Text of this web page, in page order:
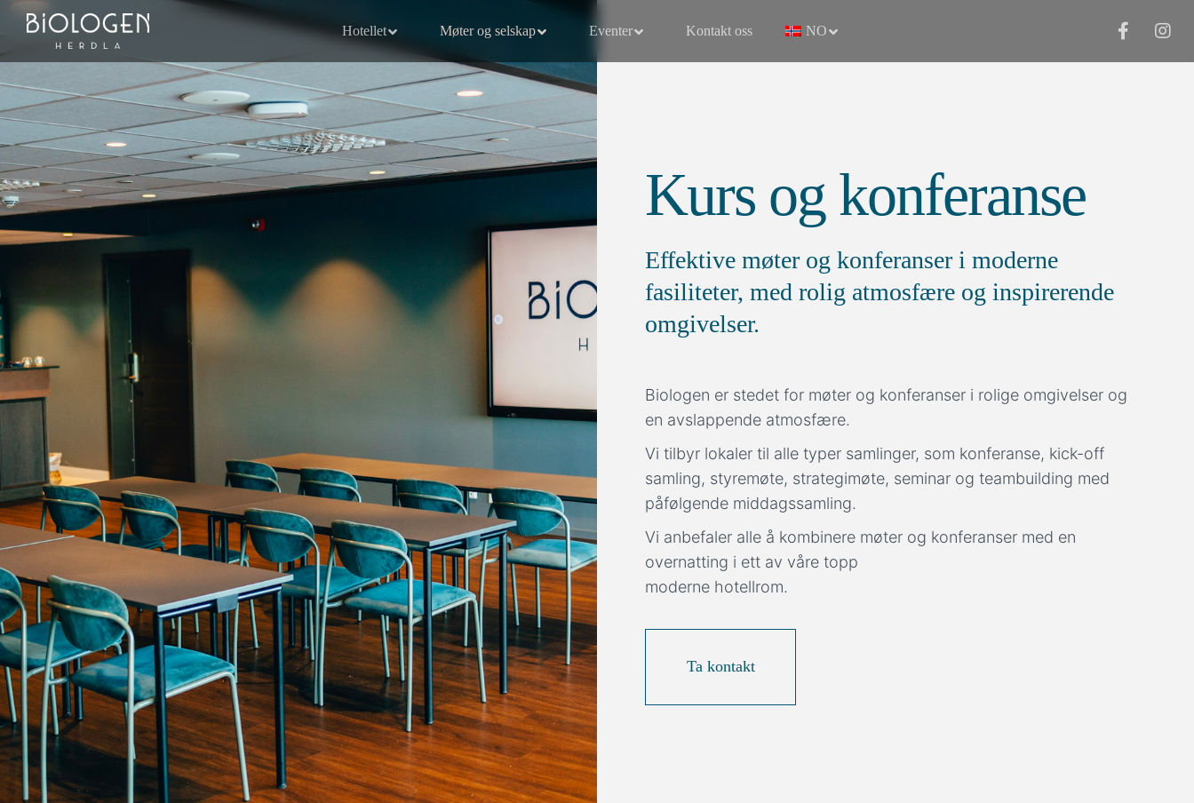
Hotellet Møter og selskap Eventer Kontakt oss NO
Kurs og konferanse
Effektive møter og konferanser i moderne
fasiliteter, med rolig atmosfære og inspirerende
omgivelser.
Biologen er stedet for møter og konferanser i rolige omgivelser og
en avslappende atmosfære.
Vi tilbyr lokaler til alle typer samlinger, som konferanse, kick-off
samling, styremøte, strategimøte, seminar og teambuilding med
påfølgende middagssamling.
Vi anbefaler alle å kombinere møter og konferanser med en
overnatting i ett av våre topp
moderne hotellrom.
Ta kontakt